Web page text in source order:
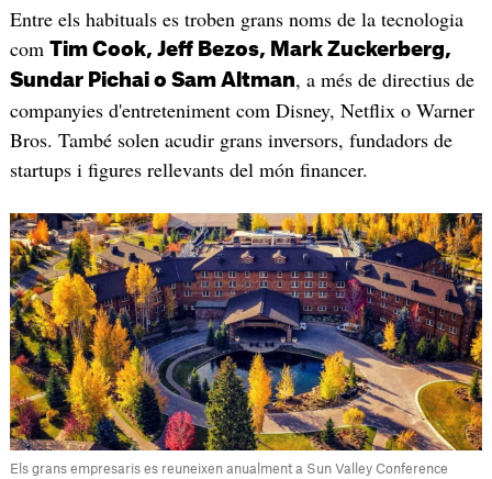
Entre els habituals es troben grans noms de la tecnologia
com Tim Cook, Jeff Bezos, Mark Zuckerberg,
Sundar Pichai o Sam Altman, a més de directius de
companyies d'entreteniment com Disney, Netflix o Warner
Bros. També solen acudir grans inversors, fundadors de
startups i figures rellevants del món financer.
Els grans empresaris es reuneixen anualment a Sun Valley Conference